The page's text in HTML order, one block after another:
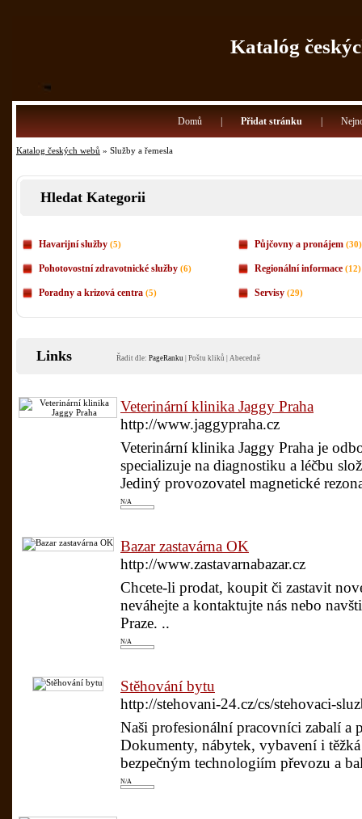
Katalóg
Domů Přidat stránku
Katalog českých webů » Služby a řemesla
Hledat Kategorii
Havarijní služby (5)
Pohotovostní zdravotnické služby (6)
Poradny a krizová centra (5)
Půjčovny a pronájem (30)
Regionální informace (12)
Servisy (29)
Links Řadit dle: PageRanku Poštu kliků Abecedně
Veterinární klinika Jaggy Praha
http://www.jaggypraha.cz
Veterinární klinika Jaggy Praha je
specializuje na diagnostiku a léčbu
Jediný provozovatel magnetické
N/A
Bazar zastavárna OK
http://www.zastavarnabazar.cz
Chcete-li prodat, koupit či zastavit
neváhejte a kontaktujte nás nebo
Praze. ..
N/A
Stěhování bytu
http://stehovani-24.cz/cs/stehovaci-
Naši profesionální pracovníci zabalí a
Dokumenty, nábytek, vybavení i
bezpečným technologiím převozu a
N/A